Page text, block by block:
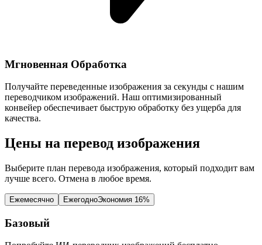
Мгновенная Обработка
Получайте переведенные изображения за секунды с нашим
переводчиком изображений. Наш оптимизированный
конвейер обеспечивает быструю обработку без ущерба для
качества.
Цены на перевод изображения
Выберите план перевода изображения, который подходит вам
лучше всего. Отмена в любое время.
Ежемесячно ЕжегодноЭкономия 16%
Базовый